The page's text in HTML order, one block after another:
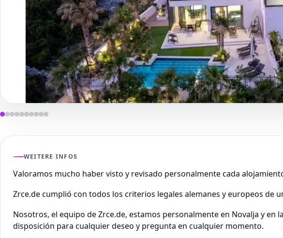
WEITERE INFOS
Valoramos mucho haber visto y revisado personalmente cada
Zrce.de cumplió con todos los criterios legales alemanes y europeos de
Nosotros, el equipo de Zrce.de, estamos personalmente en Novalja y
disposición para cualquier deseo y pregunta en cualquier momento.